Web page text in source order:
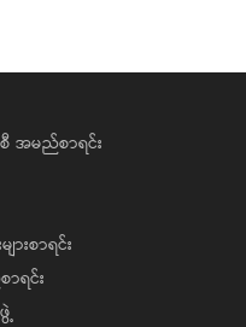
အမည်စာရင်း
းစာရင်း
ရင်း